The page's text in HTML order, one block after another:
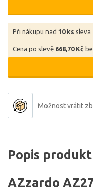
Při nákupu nad 10 ks sleva
Cena po slevě 668,70 Kč
Možnost vrátit
Popis
AZzardo